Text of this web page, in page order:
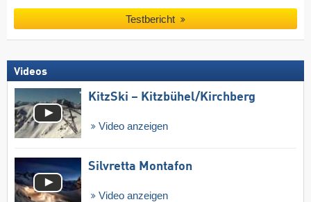
Testbericht
Videos
KitzSki – Kitzbühel/​Kirchberg
Video anzeigen
Silvretta Montafon
Video anzeigen